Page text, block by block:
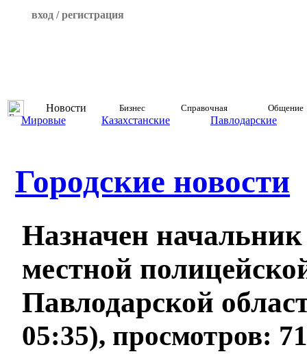
вход / регистрация
Новости Бизнес Справочная Общение
Мировые Казахстанские Павлодарские
Городские новости
Назначен
местной
Павлодарской
05:35), просмотров: